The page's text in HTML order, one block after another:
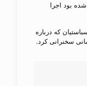
بود اجرا
که درباره
سخنرانی کرد.